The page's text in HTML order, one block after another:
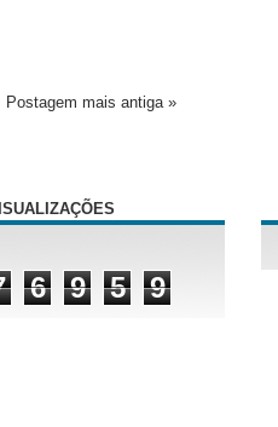
Postagem mais antiga »
6 9 5 9